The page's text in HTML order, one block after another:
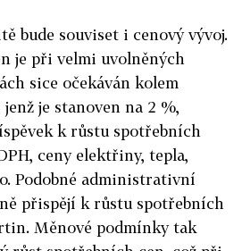
bude souviset i cenový vývoj.
je při velmi uvolněných
sice očekáván kolem
je stanoven na 2 %,
k růstu spotřebních
ceny elektřiny, tepla,
Podobné administrativní
přispějí k růstu spotřebních
Měnové podmínky tak